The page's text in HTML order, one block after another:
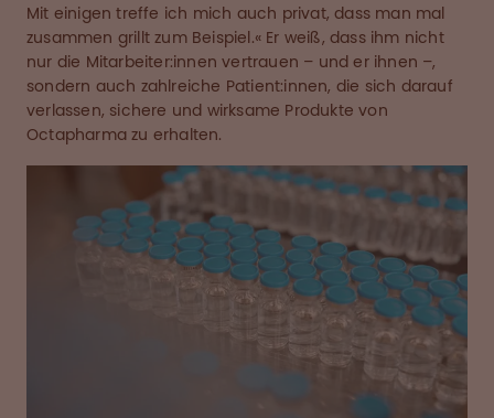
Mit einigen treffe ich mich auch privat, dass man mal
zusammen grillt zum Beispiel.« Er weiß, dass ihm nicht
nur die Mitarbeiter:innen vertrauen – und er ihnen –,
sondern auch zahlreiche Patient:innen, die sich darauf
verlassen, sichere und wirksame Produkte von
Octapharma zu erhalten.